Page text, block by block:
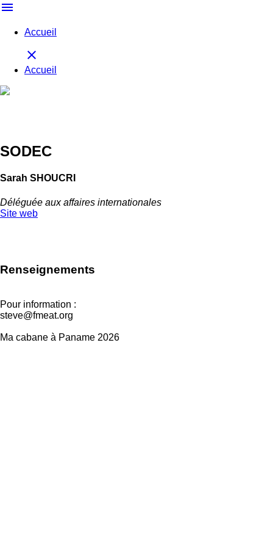
menu
Accueil
close
Accueil
SODEC
Sarah SHOUCRI
Déléguée aux affaires internationales
Site web
Renseignements
Pour information :
steve@fmeat.org
Ma cabane à Paname 2026